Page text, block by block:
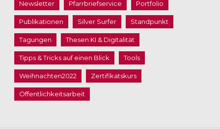
Newsletter Pfarrbriefservice Portfolio
Publikationen Silver Surfer Standpunkt
Tagungen Thesen KI & Digitalität
Tipps & Tricks auf einen Blick Tools
Weihnachten2022 Zertifikatskurs
Öffentlichkeitsarbeit